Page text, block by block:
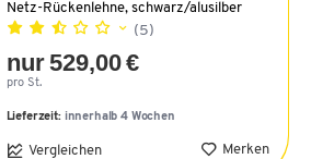
Netz-Rückenlehne, schwarz/alusilber
(5)
nur 529,00 €
pro St.
Lieferzeit: innerhalb 4 Wochen
Vergleichen Merken